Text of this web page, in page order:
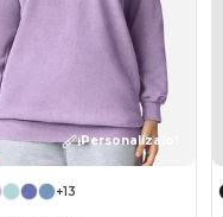
¡Personalízalo!
+13